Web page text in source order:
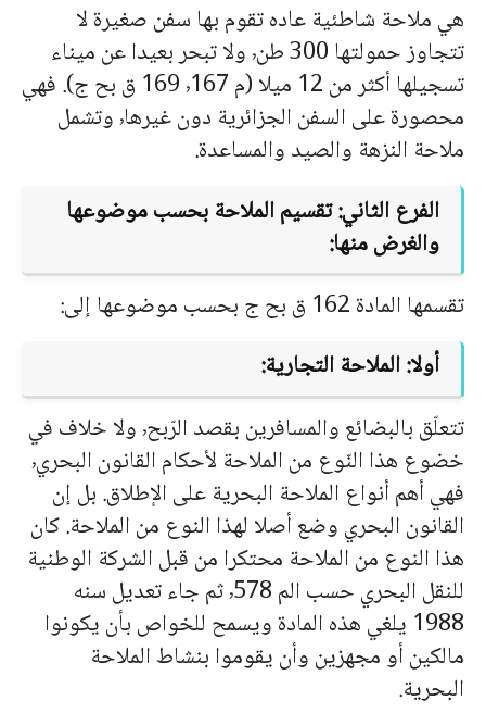
هي ملاحة شاطئية عاده تقوم بها سفن صغيرة لا
تتجاوز حمولتها 300 طن٬ ولا تبحر بعيدا عن ميناء
تسجيلها أكثر من 12 ميلا (م ٬167 169 ق بح ج). فهي
محصورة على السفن الجزائرية دون غيرها٬ وتشمل
ملاحة النزهة والصيد والمساعدة.
الفرع الثاني: تقسيم الملاحة بحسب موضوعها
والغرض منها:
تقسمها المادة 162 ق بح ج بحسب موضوعها إلى:
أولا: الملاحة التجارية:
تتعلّق بالبضائع والمسافرين بقصد الرّبح٬ ولا خلاف في
خضوع هذا النّوع من الملاحة لأحكام القانون البحري٬
فهي أهم أنواع الملاحة البحرية على الإطلاق. بل إن
القانون البحري وضع أصلا لهذا النوع من الملاحة. كان
هذا النوع من الملاحة محتكرا من قبل الشركة الوطنية
للنقل البحري حسب الم ٬578 ثم جاء تعديل سنه
1988 يلغي هذه المادة ويسمح للخواص بأن يكونوا
مالكين أو مجهزين وأن يقوموا بنشاط الملاحة
البحرية.